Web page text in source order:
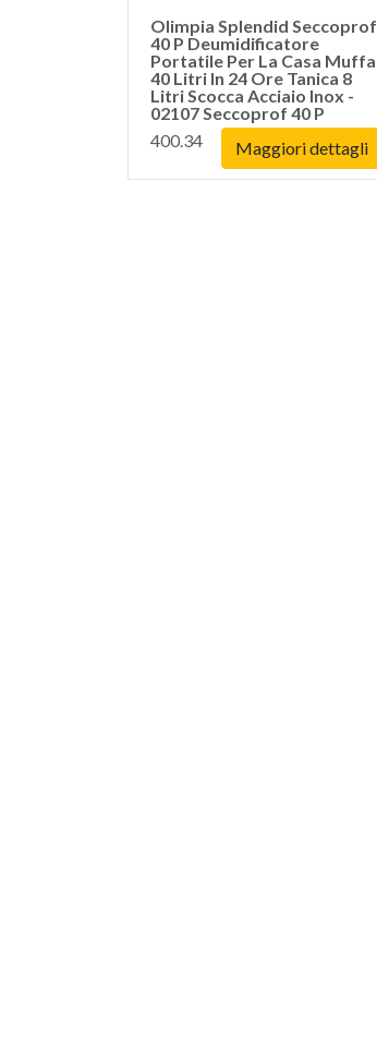
Olimpia Splendid Seccoprof
40 P Deumidificatore
Portatile Per La Casa Muffa
40 Litri In 24 Ore Tanica 8
Litri Scocca Acciaio Inox -
02107 Seccoprof 40 P
400.34
Maggiori dettagli